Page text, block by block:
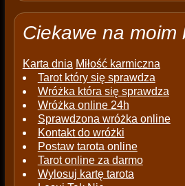
Ciekawe na moim
Karta dnia Miłość karmiczna
Tarot który się sprawdza
Wróżka która się sprawdza
Wróżka online 24h
Sprawdzona wróżka online
Kontakt do wróżki
Postaw tarota online
Tarot online za darmo
Wylosuj kartę tarota